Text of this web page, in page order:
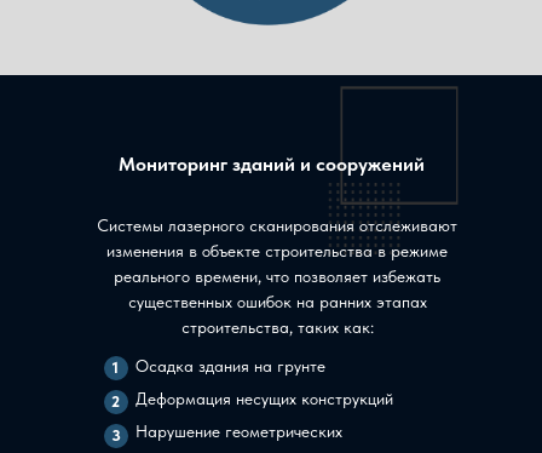
Мониторинг зданий и сооружений
Системы лазерного сканирования отслеживают
изменения в объекте строительства в режиме
реального времени, что позволяет избежать
существенных ошибок на ранних этапах
строительства, таких как:
1
2
3
Осадка здания на грунте
Деформация несущих конструкций
Нарушение геометрических